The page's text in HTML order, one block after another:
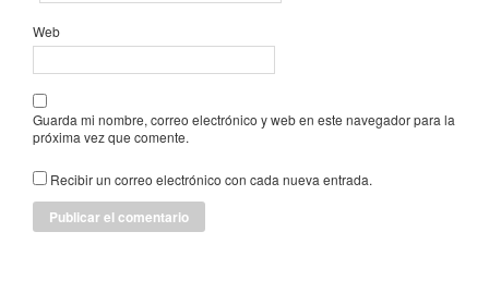
Web
Guarda mi nombre, correo electrónico y web en este navegador para la
próxima vez que comente.
Recibir un correo electrónico con cada nueva entrada.